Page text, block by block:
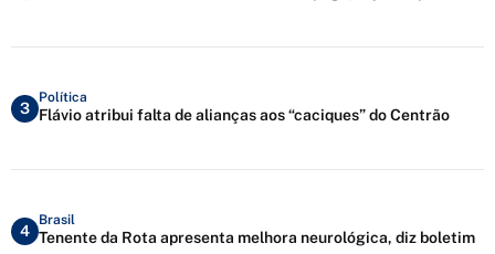
3
Política
Flávio atribui falta de alianças aos “caciques” do Centrão
4
Brasil
Tenente da Rota apresenta melhora neurológica, diz boletim